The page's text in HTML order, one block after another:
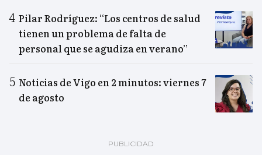
Pilar Rodríguez: “Los centros de salud
tienen un problema de falta de
personal que se agudiza en verano”
Noticias de Vigo en 2 minutos: viernes 7
de agosto